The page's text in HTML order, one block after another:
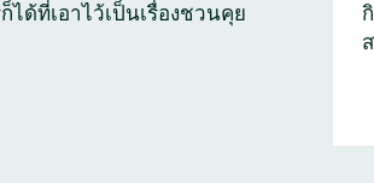
ได้ที่เอาไว้เป็นเรื่องชวนคุย